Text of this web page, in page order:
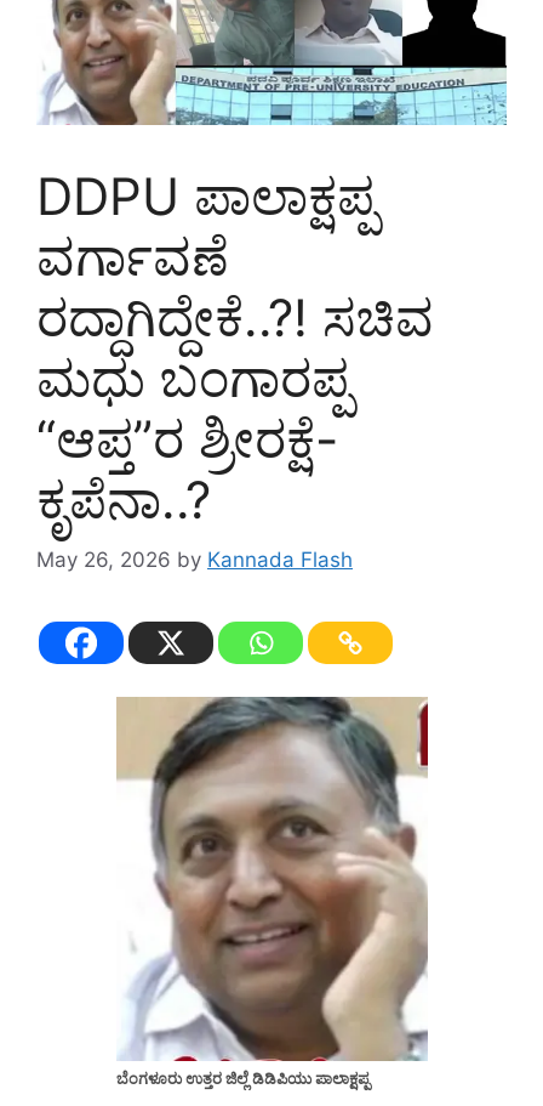
DDPU ಪಾಲಾಕ್ಷಪ್ಪ
ವರ್ಗಾವಣೆ
ರದ್ದಾಗಿದ್ದೇಕೆ..?! ಸಚಿವ
ಮಧು ಬಂಗಾರಪ್ಪ
“ಆಪ್ತ”ರ ಶ್ರೀರಕ್ಷೆ-
ಕೃಪೆನಾ..?
May 26, 2026 by Kannada Flash
ಬೆಂಗಳೂರು ಉತ್ತರ ಜಿಲ್ಲೆ ಡಿಡಿಪಿಯು ಪಾಲಾಕ್ಷಪ್ಪ